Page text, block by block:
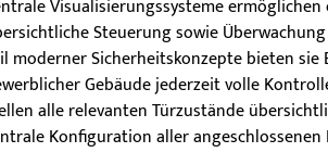
Schlösser
BKS MasterKeySystem
Showroom - BKS
Visualisierungssysteme
Steuerung sowie
moderner Sicherheitskonzepte bieten
Gebäude jederzeit volle
alle relevanten Türzustände
Konfiguration aller